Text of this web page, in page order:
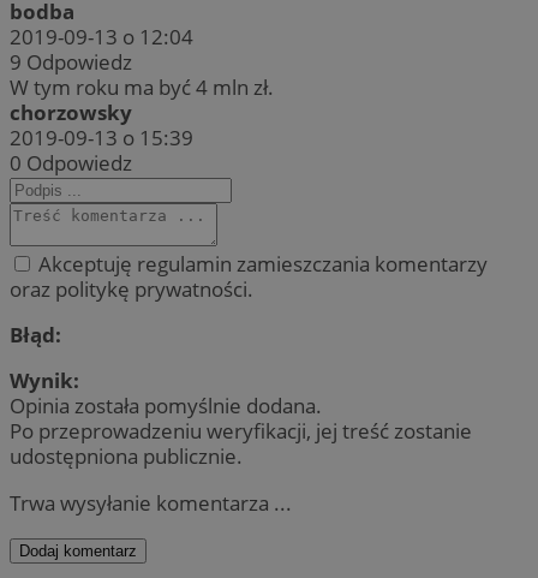
bodba
2019-09-13 o 12:04
9 Odpowiedz
W tym roku ma być 4 mln zł.
chorzowsky
2019-09-13 o 15:39
0 Odpowiedz
Akceptuję regulamin zamieszczania komentarzy
oraz politykę prywatności.
Błąd:
Wynik:
Opinia została pomyślnie dodana.
Po przeprowadzeniu weryfikacji, jej treść zostanie
udostępniona publicznie.
Trwa wysyłanie komentarza ...
Dodaj komentarz